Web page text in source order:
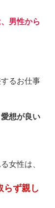
男性から
るお仕事
想が良い
女性は、
らず親し